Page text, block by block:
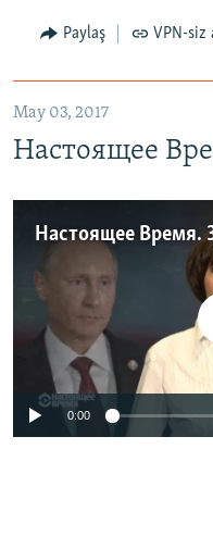
Paylaş VPN-siz
May 03, 2017
Настоящее
Настоящее Время.
No media
0:00